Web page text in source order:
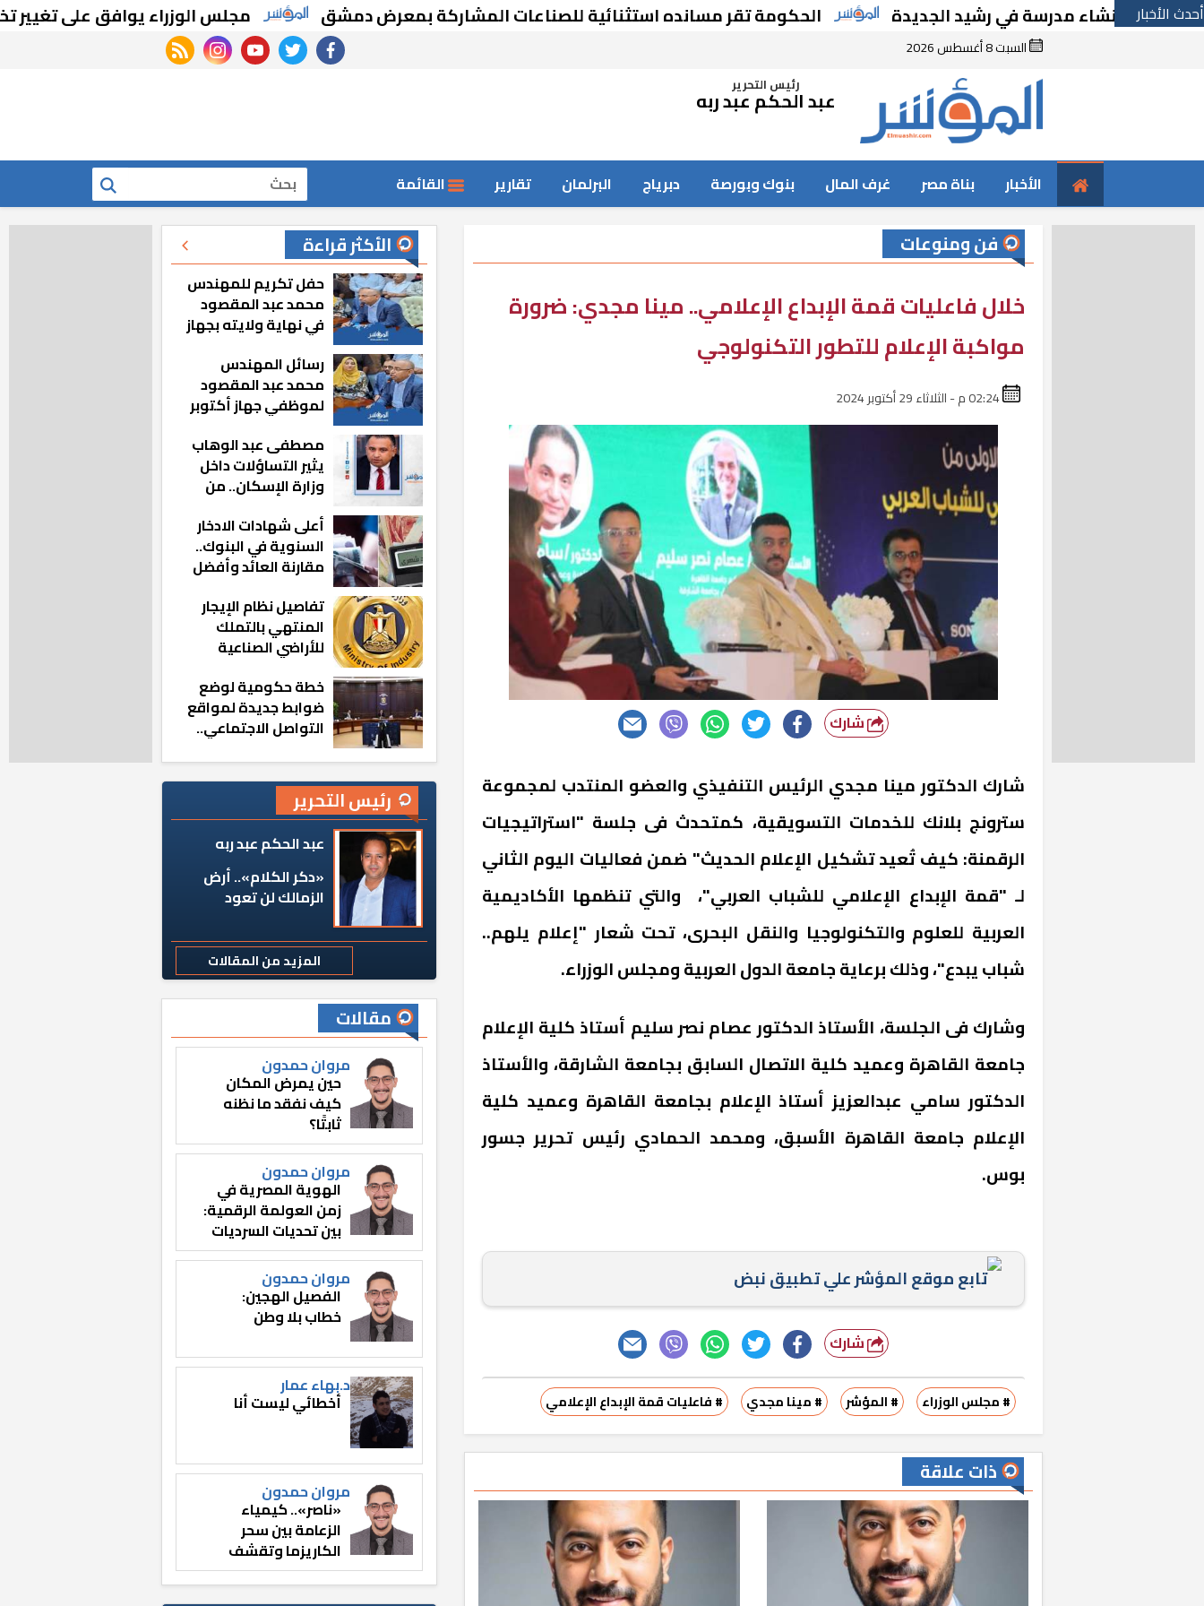
أحدث الأخباربإنشاء مدرسة في رشيد الجديدة الحكومة تقر مسانده استثنائية للصناعات المشاركة بمعرض دمشق مجلس الوزراء يوافق على تغيير
السبت 8 أغسطس 2026 facebook
twitter
youtube
instagram
rss feed
رئيس التحرير
عبد الحكم عبد ربه
الأخبار بناة مصر غرف المال بنوك وبورصة دبرياج البرلمان تقارير القائمة بحث
فن ومنوعات
خلال فاعليات قمة الإبداع الإعلامي.. مينا مجدي: ضرورة
مواكبة الإعلام للتطور التكنولوجي
شارك
شارك الدكتور مينا مجدي الرئيس التنفيذي والعضو المنتدب لمجموعة
سترونج بلانك للخدمات التسويقية، كمتحدث فى جلسة "استراتيجيات
الرقمنة: كيف تُعيد تشكيل الإعلام الحديث" ضمن فعاليات اليوم الثاني
لـ "قمة الإبداع الإعلامي للشباب العربي"، والتي تنظمها الأكاديمية
العربية للعلوم والتكنولوجيا والنقل البحرى، تحت شعار "إعلام يلهم..
شباب يبدع"، وذلك برعاية جامعة الدول العربية ومجلس الوزراء.
وشارك فى الجلسة، الأستاذ الدكتور عصام نصر سليم أستاذ كلية الإعلام
جامعة القاهرة وعميد كلية الاتصال السابق بجامعة الشارقة، والأستاذ
الدكتور سامي عبدالعزيز أستاذ الإعلام بجامعة القاهرة وعميد كلية
الإعلام جامعة القاهرة الأسبق، ومحمد الحمادي رئيس تحرير جسور
بوس.
تابع موقع المؤشر علي تطبيق نبض
شارك
# مجلس الوزراء # المؤشر # مينا مجدي # فاعليات قمة الإبداع الإعلامي
ذات علاقة
الأكثر قراءة
حفل تكريم للمهندس
محمد عبد المقصود
في نهاية ولايته بجهاز
رسائل المهندس
محمد عبد المقصود
لموظفي جهاز أكتوبر
مشيت والمدينة
رجعت للخلف»
مصطفى عبد الوهاب
يثير التساؤلات داخل
وزارة الإسكان.. من
المناصب؟
أعلى شهادات الادخار
السنوية في البنوك..
مقارنة العائد وأفضل
تفاصيل نظام الإيجار
المنتهي بالتملك
للأراضي الصناعية
خطة حكومية لوضع
ضوابط جديدة لمواقع
التواصل الاجتماعي..
رئيس التحرير
عبد الحكم عبد ربه
«دكر الكلام».. أرض
الزمالك لن تعود
المزيد من المقالات
مقالات
مروان حمدون
حين يمرض المكان
كيف نفقد ما نظنه
ثابتًا؟
مروان حمدون
الهوية المصرية في
زمن العولمة الرقمية:
بين تحديات السرديات
وصناعة الوعي
مروان حمدون
الفصيل الهجين:
خطاب بلا وطن
د.بهاء عمار
أخطائي ليست أنا
مروان حمدون
«ناصر».. كيمياء
الزعامة بين سحر
الكاريزما وتقشف
الثائر